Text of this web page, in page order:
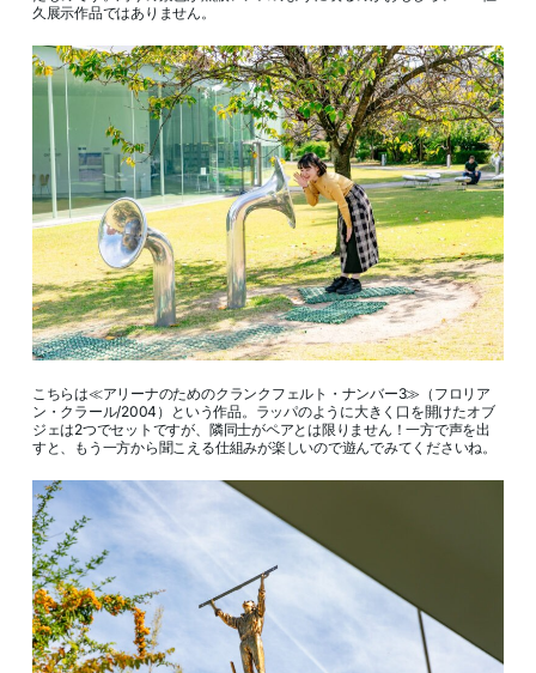
久展示作品ではありません。
こちらは≪アリーナのためのクランクフェルト・ナンバー3≫（フロリア
ン・クラール/2004）という作品。ラッパのように大きく口を開けたオブ
ジェは2つでセットですが、隣同士がペアとは限りません！一方で声を出
すと、もう一方から聞こえる仕組みが楽しいので遊んでみてくださいね。